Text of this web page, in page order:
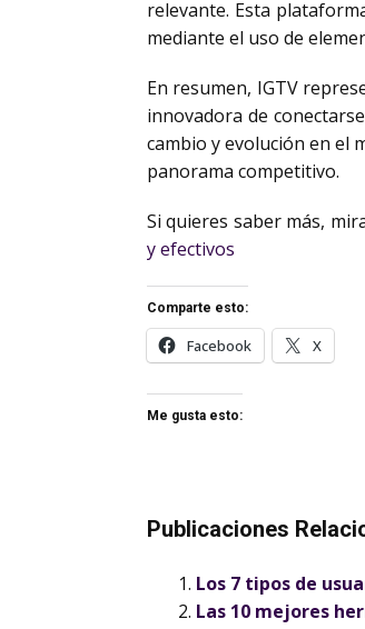
relevante. Esta
mediante el uso de
En resumen, IGTV
innovadora de
cambio y evolución en el
panorama competitivo.
Si quieres saber más,
y efectivos
Comparte esto:
Facebook X
Me gusta esto:
Publicaciones
Los 7 tipos de
Las 10 mejores